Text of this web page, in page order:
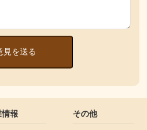
見を送る
報 その他